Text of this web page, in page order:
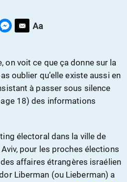
on voit ce que ça donne sur la
oublier qu’elle existe aussi en
à passer sous silence
18) des informations
électoral dans la ville de
pour les proches élections
affaires étrangères israélien
Liberman (ou Lieberman) a